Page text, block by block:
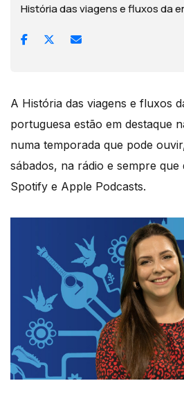
História das viagens e fluxos da
A História das viagens e fluxos
portuguesa estão em destaque
numa temporada que pode
sábados, na rádio e sempre que
Spotify e Apple Podcasts.